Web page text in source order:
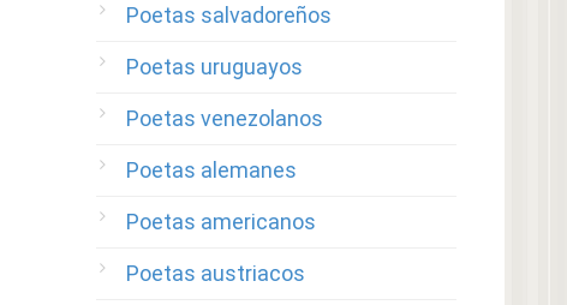
Poetas salvadoreños
Poetas uruguayos
Poetas venezolanos
Poetas alemanes
Poetas americanos
Poetas austriacos